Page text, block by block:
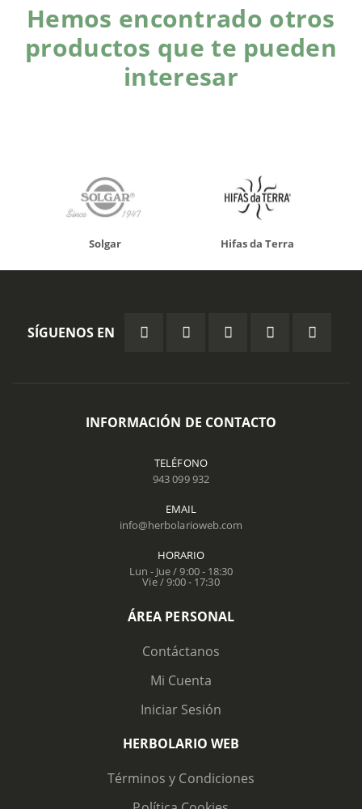
Hemos encontrado otros
productos que te pueden
interesar
Solgar Hifas da Terra
SÍGUENOS EN
INFORMACIÓN DE CONTACTO
TELÉFONO
943 099 932
EMAIL
info@herbolarioweb.com
HORARIO
Lun - Jue / 9:00 - 18:30
Vie / 9:00 - 17:30
ÁREA PERSONAL
Contáctanos
Mi Cuenta
Iniciar Sesión
HERBOLARIO WEB
Términos y Condiciones